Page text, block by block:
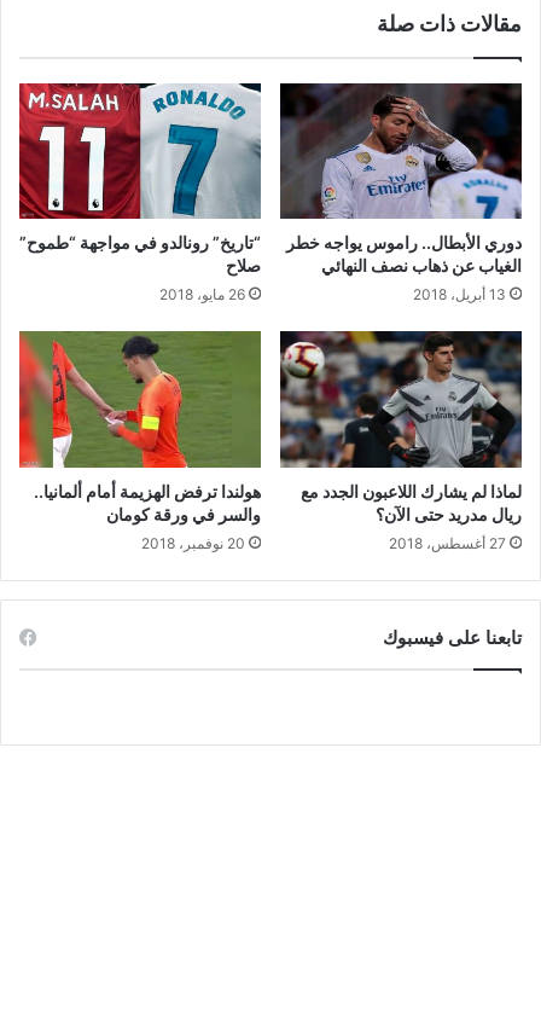
مقالات ذات صلة
دوري الأبطال.. راموس يواجه خطر
الغياب عن ذهاب نصف النهائي
13 أبريل، 2018
“تاريخ” رونالدو في مواجهة “طموح”
صلاح
26 مايو، 2018
لماذا لم يشارك اللاعبون الجدد مع
ريال مدريد حتى الآن؟
27 أغسطس، 2018
هولندا ترفض الهزيمة أمام ألمانيا..
والسر في ورقة كومان
20 نوفمبر، 2018
تابعنا على فيسبوك